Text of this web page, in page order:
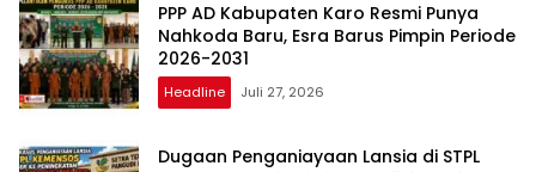
PPP AD Kabupaten Karo Resmi Punya
Nahkoda Baru, Esra Barus Pimpin Periode
2026-2031
Headline Juli 27, 2026
Dugaan Penganiayaan Lansia di STPL